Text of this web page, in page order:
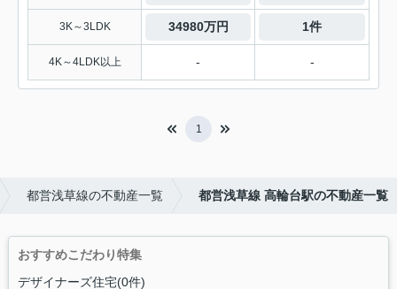
3K～3LDK 34980万円 1件
4K～4LDK以上 - -
1
都営浅草線の不動産一覧 都営浅草線 高輪台駅の不動産一覧
おすすめこだわり特集
デザイナーズ住宅(0件)